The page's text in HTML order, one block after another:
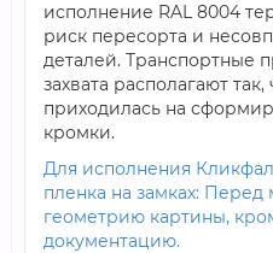
исполнение RAL 8004
риск пересорта и
деталей. Транспортные
захвата располагают
приходилась на
кромки.
Для исполнения
пленка на замках: Перед
геометрию картины,
документацию.